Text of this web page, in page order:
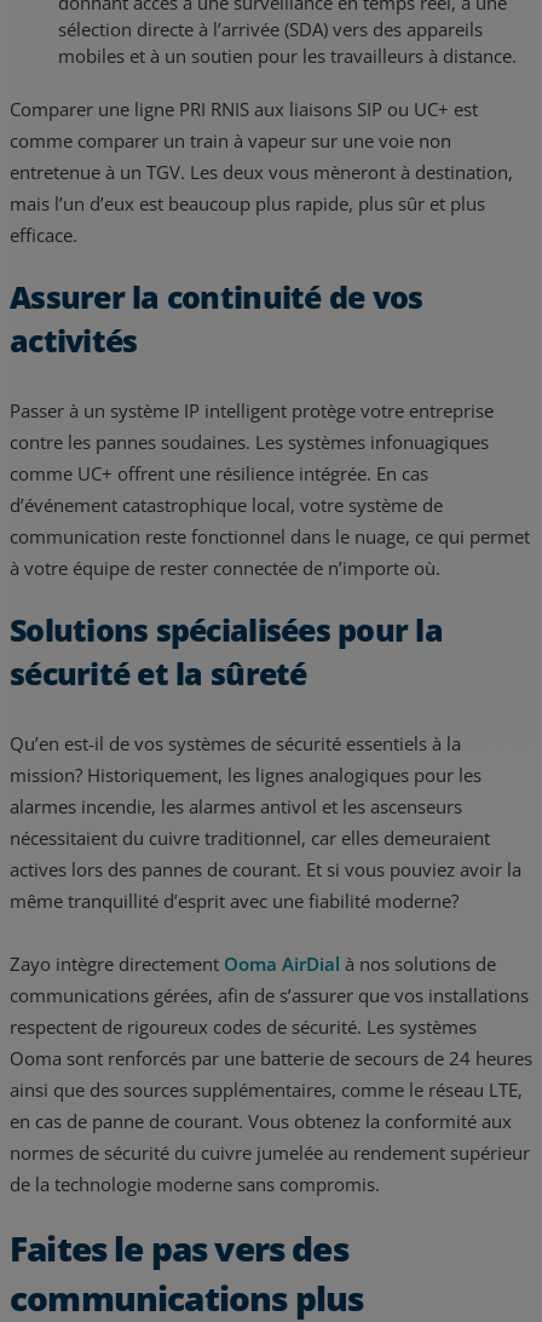
sélection directe à l’arrivée (SDA) vers des appareils
mobiles et à un soutien pour les travailleurs à distance.
Comparer une ligne PRI RNIS aux liaisons SIP ou UC+ est
comme comparer un train à vapeur sur une voie non
entretenue à un TGV. Les deux vous mèneront à destination,
mais l’un d’eux est beaucoup plus rapide, plus sûr et plus
efficace.
Assurer la continuité de vos
activités
Passer à un système IP intelligent protège votre entreprise
contre les pannes soudaines. Les systèmes infonuagiques
comme UC+ offrent une résilience intégrée. En cas
d’événement catastrophique local, votre système de
communication reste fonctionnel dans le nuage, ce qui permet
à votre équipe de rester connectée de n’importe où.
Solutions spécialisées pour la
sécurité et la sûreté
Qu’en est-il de vos systèmes de sécurité essentiels à la
mission? Historiquement, les lignes analogiques pour les
alarmes incendie, les alarmes antivol et les ascenseurs
nécessitaient du cuivre traditionnel, car elles demeuraient
actives lors des pannes de courant. Et si vous pouviez avoir la
même tranquillité d’esprit avec une fiabilité moderne?
Zayo intègre directement Ooma AirDial à nos solutions de
communications gérées, afin de s’assurer que vos installations
respectent de rigoureux codes de sécurité. Les systèmes
Ooma sont renforcés par une batterie de secours de 24 heures
ainsi que des sources supplémentaires, comme le réseau LTE,
en cas de panne de courant. Vous obtenez la conformité aux
normes de sécurité du cuivre jumelée au rendement supérieur
de la technologie moderne sans compromis.
Faites le pas vers des
communications plus